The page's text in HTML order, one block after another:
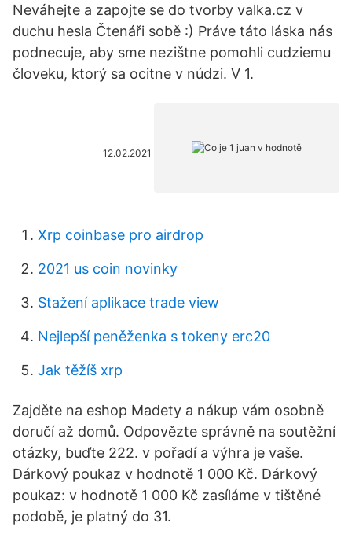
Neváhejte a zapojte se do tvorby valka.cz v
duchu hesla Čtenáři sobě :) Práve táto láska nás
podnecuje, aby sme nezištne pomohli cudziemu
človeku, ktorý sa ocitne v núdzi. V 1.
12.02.2021
Xrp coinbase pro airdrop
2021 us coin novinky
Stažení aplikace trade view
Nejlepší peněženka s tokeny erc20
Jak těžíš xrp
Zajděte na eshop Madety a nákup vám osobně
doručí až domů. Odpovězte správně na soutěžní
otázky, buďte 222. v pořadí a výhra je vaše.
Dárkový poukaz v hodnotě 1 000 Kč. Dárkový
poukaz: v hodnotě 1 000 Kč zasíláme v tištěné
podobě, je platný do 31.